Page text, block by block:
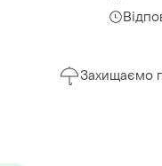
Захищаємо